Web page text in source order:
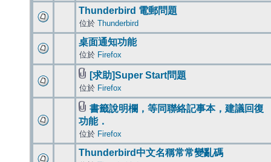
Thunderbird 電郵問題
位於 Thunderbird
桌面通知功能
位於 Firefox
[求助]Super Start問題
位於 Firefox
書籤說明欄，等同聯絡記事本，建議回復
功能．
位於 Firefox
Thunderbird中文名稱常常變亂碼